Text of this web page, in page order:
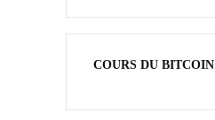
COURS DU BITCOIN